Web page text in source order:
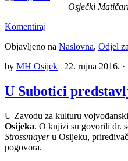
Osječki
Komentiraj
Objavljeno na Naslovna, Odjel
by MH Osijek | 22. rujna 2016. ·
U Subotici
U Zavodu za kulturu
Osijeka. O knjizi su govorili dr.
Strossmayeru Osijeku,
pogovora.